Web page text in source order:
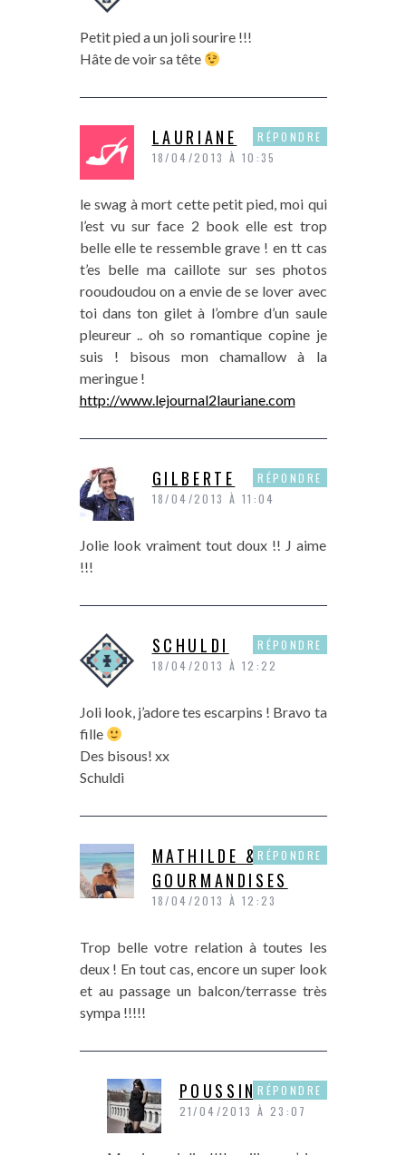
Petit pied a un joli sourire !!!
Hâte de voir sa tête
LAURIANE
18/04/2013 À 10:35
le swag à mort cette petit pied, moi qui
l’est vu sur face 2 book elle est trop
belle elle te ressemble grave ! en tt cas
t’es belle ma caillote sur ses photos
rooudoudou on a envie de se lover avec
toi dans ton gilet à l’ombre d’un saule
pleureur .. oh so romantique copine je
suis ! bisous mon chamallow à la
meringue !
http://www.lejournal2lauriane.com
RÉPONDRE
GILBERTE
18/04/2013 À 11:04
Jolie look vraiment tout doux !! J aime
!!!
RÉPONDRE
SCHULDI
18/04/2013 À 12:22
Joli look, j’adore tes escarpins ! Bravo ta
fille
Des bisous! xx
Schuldi
RÉPONDRE
MATHILDE &
GOURMANDISES
18/04/2013 À 12:23
Trop belle votre relation à toutes les
deux ! En tout cas, encore un super look
et au passage un balcon/terrasse très
sympa !!!!!
RÉPONDRE
POUSSINE
21/04/2013 À 23:07
RÉPONDRE